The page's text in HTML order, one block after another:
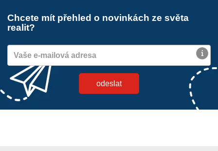
Chcete mít přehled o novinkách ze světa
realit?